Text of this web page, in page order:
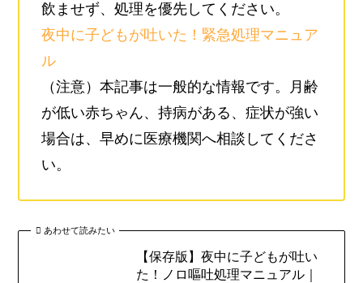
飲ませず、処理を優先してください。
夜中に子どもが吐いた！緊急処理マニュア
ル
（注意）本記事は一般的な情報です。月齢
が低い赤ちゃん、持病がある、症状が強い
場合は、早めに医療機関へ相談してくださ
い。
あわせて読みたい
【保存版】夜中に子どもが吐い
た！ノロ嘔吐処理マニュアル｜